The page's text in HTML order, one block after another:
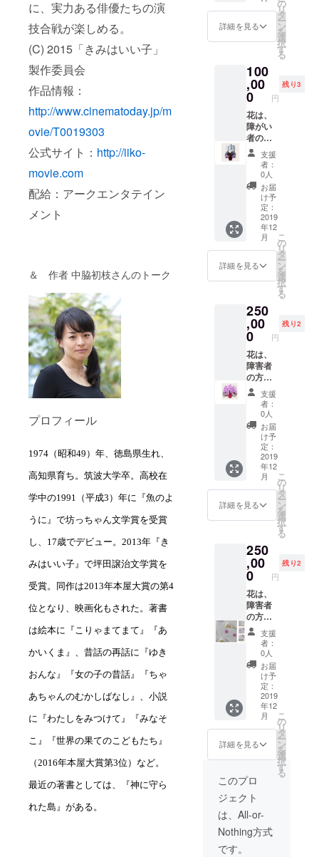
に、実力ある俳優たちの演
技合戦が楽しめる。
(C) 2015「きみはいい子」
製作委員会
作品情報：
http://www.cinematoday.jp/m
ovie/T0019303
公式サイト： http://iiko-
movie.com
配給：アークエンタテイン
メント
＆ 作者 中脇初枝さんのトーク
プロフィール
1974 （昭和49 ）年、徳島県生れ、
高知県育ち。筑波大学卒。高校在
学中の1991 （平成3 ）年に『魚のよ
うに』で坊っちゃん文学賞を受賞
し、 17歳でデビュー。 2013年『き
みはいい子』で坪田譲治文学賞を
受賞。同作は2013年本屋大賞の第4
位となり、映画化もされた。著書
は絵本に『こりゃまてまて』『あ
かいくま』、昔話の再話に『ゆき
おんな』『女の子の昔話』『ちゃ
あちゃんのむかしばなし』、小説
に『わたしをみつけて』『みなそ
こ』『世界の果てのこどもたち』
（2016年本屋大賞第3位）など。
最近の著書としては、『神に守ら
れた島』がある。
詳細を見る
の
リ
タ
ー
ン
を
選
択
す
る
100
,00
0 円
残り3
花は、
障がい
者の方
がで育
てたも
のにな
りま
す。
支援
者：
0人
お届
け予
定：
2019
年12
月
詳細を見る
こ
の
リ
タ
ー
ン
を
選
択
す
る
250
,00
0 円
残り2
花は、
障害者
の方が
で育て
たもの
になり
ます。
支援
者：
0人
お届
け予
定：
2019
年12
月
詳細を見る
こ
の
リ
タ
ー
ン
を
選
択
す
る
250
,00
0 円
残り2
花は、
障害者
の方が
で育て
たもの
になり
ます。
柄は、
お任せ
くださ
い。
支援
者：
0人
お届
け予
定：
2019
年12
月
詳細を見る
こ
の
リ
タ
ー
ン
を
選
択
す
る
このプロ
ジェクト
は、All-or-
Nothing方式
です。